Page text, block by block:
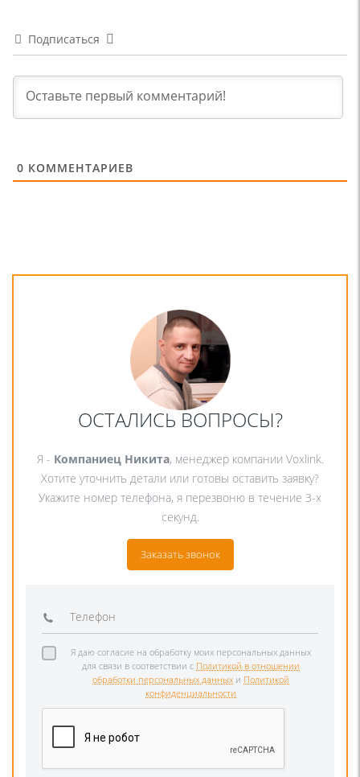
Подписаться
0 КОММЕНТАРИЕВ
ОСТАЛИСЬ ВОПРОСЫ?
Я - Компаниец Никита, менеджер компании Voxlink.
Хотите уточнить детали или готовы оставить заявку?
Укажите номер телефона, я перезвоню в течение 3-х
секунд.
Заказать звонок
Я даю согласие на обработку моих персональных данных
для связи в соответствии с Политикой в отношении
обработки персональных данных и Политикой
конфиденциальности